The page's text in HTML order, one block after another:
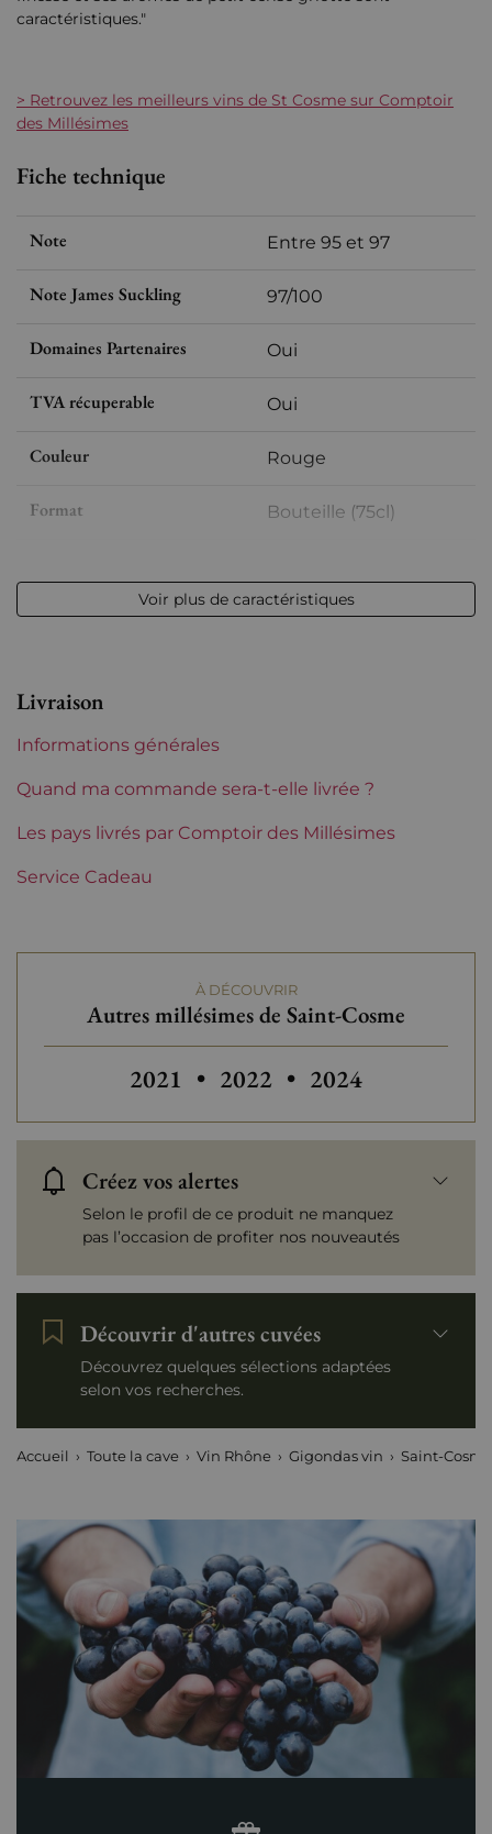
caractéristiques."
> Retrouvez les meilleurs vins de St Cosme sur Comptoir
des Millésimes
Fiche technique
Note Entre 95 et 97
Note James Suckling 97/100
Domaines Partenaires Oui
TVA récuperable Oui
Couleur Rouge
Format Bouteille (75cl)
Volume 12,50 % vol - 75 cl
Etiquette Parfaite
Région Rhône
Maturité
De 80 à 150 €
Voir plus de caractéristiques
Livraison
Informations générales
Quand ma commande sera-t-elle livrée ?
Les pays livrés par Comptoir des Millésimes
Service Cadeau
À DÉCOUVRIR
Autres millésimes de Saint-Cosme
Autres millésimes de Saint-Cosme
2021 • 2022 • Autres
2024
Créez vos alertes
Selon le profil de ce produit ne manquez
pas l’occasion de profiter nos nouveautés
Découvrir d'autres cuvées
Découvrez quelques sélections adaptées
selon vos recherches.
Accueil Toute la cave Vin Rhône Gigondas vin Saint-Cosme